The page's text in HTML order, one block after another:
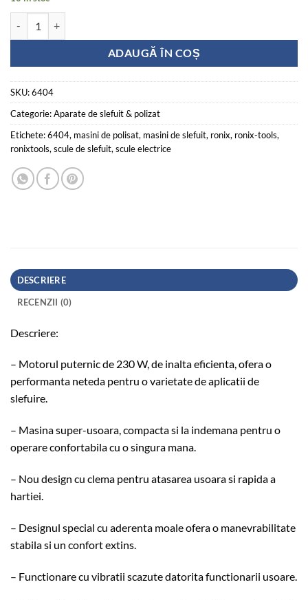
Cantitate Masina electrica de slefuit, 100*110mm, 230W
ADAUGĂ ÎN COȘ
SKU:6404
Categorie:Aparate de slefuit & polizat
Etichete:6404, masini de polisat, masini de slefuit, ronix, ronix-tools,
ronixtools, scule de slefuit, scule electrice
DESCRIERE
RECENZII (0)
Descriere:
– Motorul puternic de 230 W, de inalta eficienta, ofera o
performanta neteda pentru o varietate de aplicatii de
slefuire.
– Masina super-usoara, compacta si la indemana pentru o
operare confortabila cu o singura mana.
– Nou design cu clema pentru atasarea usoara si rapida a
hartiei.
– Designul special cu aderenta moale ofera o manevrabilitate
stabila si un confort extins.
– Functionare cu vibratii scazute datorita functionarii usoare.